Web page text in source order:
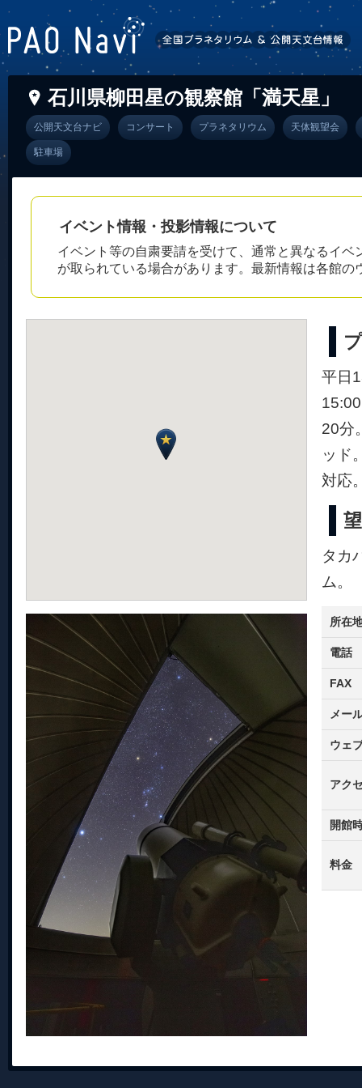
石川県柳田星の観察館「満天星」
公開天文台ナビ コンサート プラネタリウム 天体観望会
駐車場
イベント情報・投影情報について
イベント等の自粛要請を受けて、通常と異なるイ
が取られている場合があります。最新情報は各館
平日
20分
ッド
対応
タカ
ム。
所在
電話
FAX
メー
ウェ
アク
開館
料金